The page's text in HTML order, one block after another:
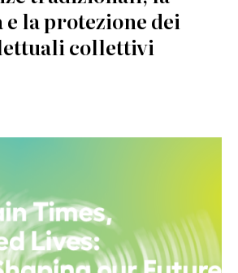
la protezione dei
collettivi